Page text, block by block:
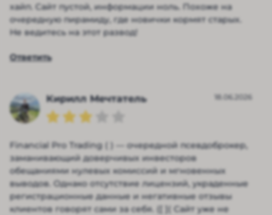
хайп. Сайт пустой, информации ноль. Похоже на
очередную пирамиду, где новички кормят старых.
Не ведитесь на этот развод!
Ответить
Кирилл Мечтатель 18.06.2026
Financial Pro Trading ( ) — очередной псевдоброкер,
заманивающий доверчивых инвесторов
обещаниями нулевых комиссий и мгновенных
выводов. Однако отсутствие лицензий, украденные
регистрационные данные и негативные отзывы
клиентов говорят сами за себя. ([ ]( Сайт уже не